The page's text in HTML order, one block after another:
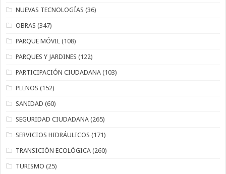
NUEVAS TECNOLOGÍAS (36)
OBRAS (347)
PARQUE MÓVIL (108)
PARQUES Y JARDINES (122)
PARTICIPACIÓN CIUDADANA (103)
PLENOS (152)
SANIDAD (60)
SEGURIDAD CIUDADANA (265)
SERVICIOS HIDRÁULICOS (171)
TRANSICIÓN ECOLÓGICA (260)
TURISMO (25)